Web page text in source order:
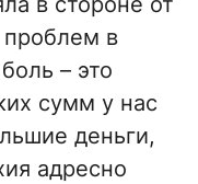
в
– это
сумм у нас
деньги,
адресно